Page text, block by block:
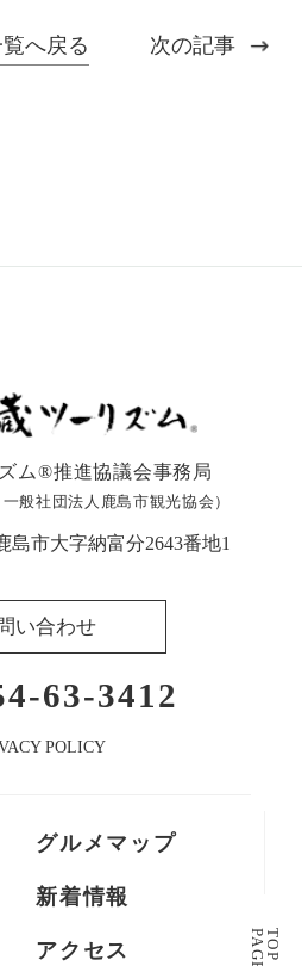
へ戻る 次の記事
ム®︎推進協議会事務局
般社団法人鹿島市観光協会）
島市大字納富分2643番地1
い合わせ
63-3412
POLICY
グルメマップ
新着情報
アクセス P